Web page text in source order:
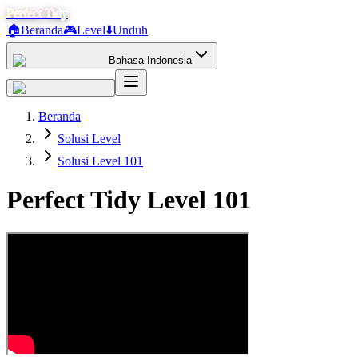
Perfect Tidy
🏠Beranda🎮Level⬇️Unduh
Bahasa Indonesia
Beranda
Solusi Level
Solusi Level 101
Perfect Tidy Level 101